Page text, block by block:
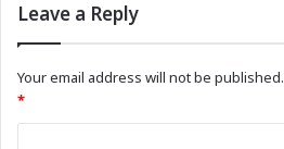
Leave a Reply
Your email address will not be published.
*